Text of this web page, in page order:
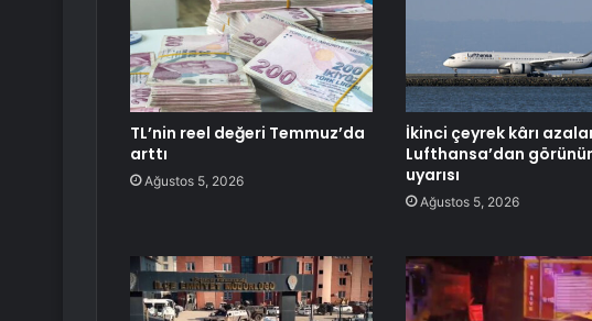
TL’nin reel değeri Temmuz’da
arttı
Ağustos 5, 2026
İkinci çeyrek kârı
Lufthansa’dan
uyarısı
Ağustos 5, 2026